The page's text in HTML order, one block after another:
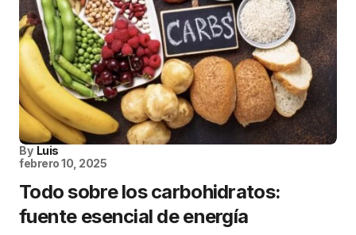
By Luis
febrero 10, 2025
Todo sobre los carbohidratos:
fuente esencial de energía